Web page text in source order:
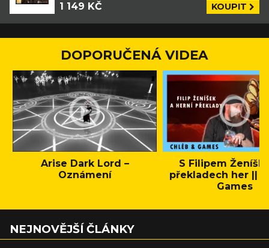
1 149 KČ KOUPIT
DOPORUČENÁ VIDEA
Arise Dark Lord –
Oznámení
S Filipem
překladech her ||
Games
NEJNOVĚJŠÍ ČLÁNKY